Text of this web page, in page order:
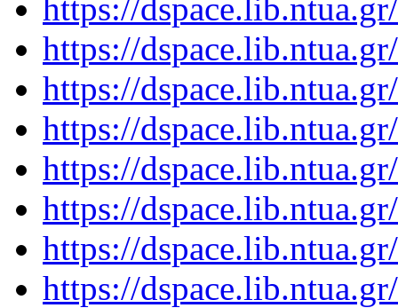
https://
https://
https://
https://
https://
https://
https://
https://